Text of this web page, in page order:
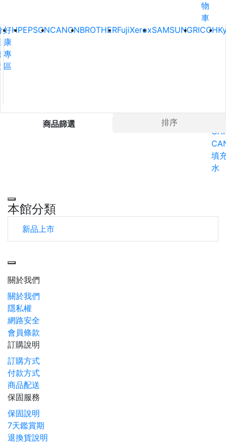
物
車
好
康
專
區
HPEPSONCANONBROTHERFujiXeroxSAMSUNGRICOH
商品篩選 排序
填
水
本館分類
新品上市
關於我們
關於我們
隱私權
網路安全
會員條款
訂購說明
訂購方式
付款方式
商品配送
保固服務
保固說明
7天鑑賞期
退換貨說明